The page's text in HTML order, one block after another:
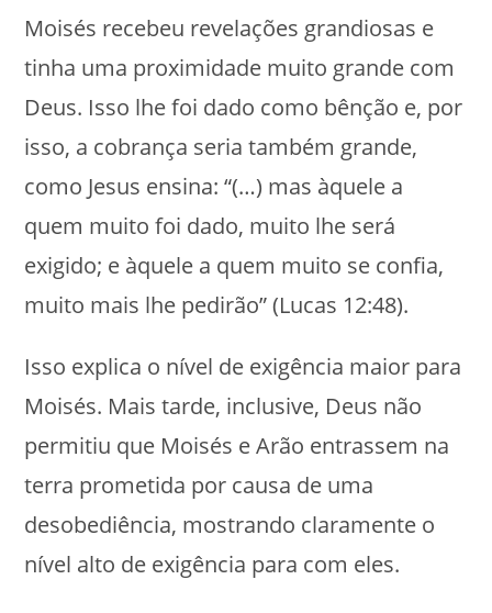
Moisés recebeu revelações grandiosas e
tinha uma proximidade muito grande com
Deus. Isso lhe foi dado como bênção e, por
isso, a cobrança seria também grande,
como Jesus ensina: “(…) mas àquele a
quem muito foi dado, muito lhe será
exigido; e àquele a quem muito se confia,
muito mais lhe pedirão” (Lucas 12:48).
Isso explica o nível de exigência maior para
Moisés. Mais tarde, inclusive, Deus não
permitiu que Moisés e Arão entrassem na
terra prometida por causa de uma
desobediência, mostrando claramente o
nível alto de exigência para com eles.